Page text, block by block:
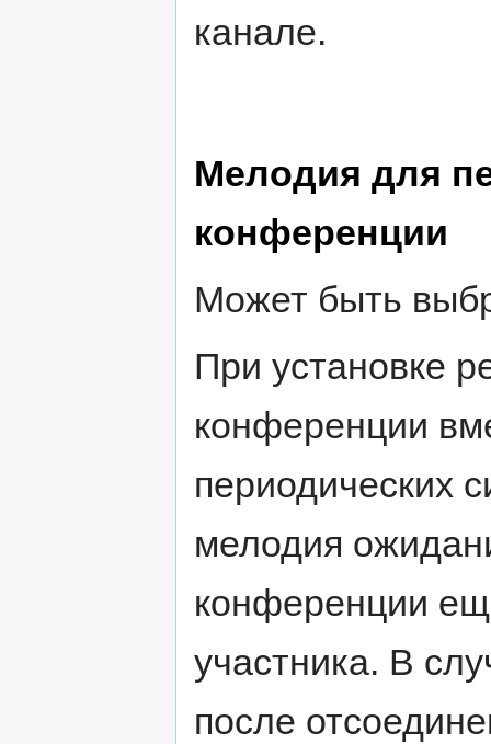
канале.
Мелодия для
конференции
Может быть
При установке
конференции
периодических
мелодия
конференции
участника. В
после